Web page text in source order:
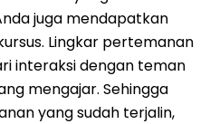
juga mendapatkan
Lingkar pertemanan
interaksi dengan teman
mengajar. Sehingga
yang sudah terjalin,